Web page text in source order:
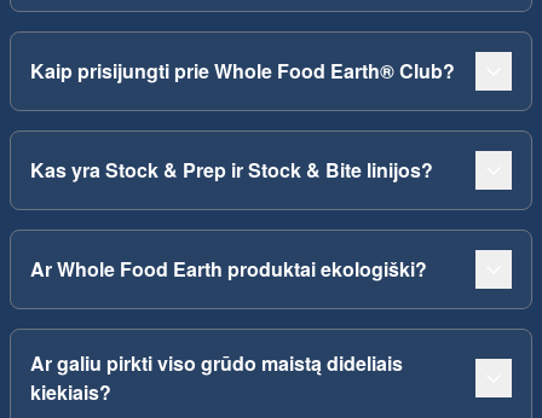
Kaip prisijungti prie Whole Food Earth® Club?
Kas yra Stock & Prep ir Stock & Bite linijos?
Ar Whole Food Earth produktai ekologiški?
Ar galiu pirkti viso grūdo maistą dideliais
kiekiais?